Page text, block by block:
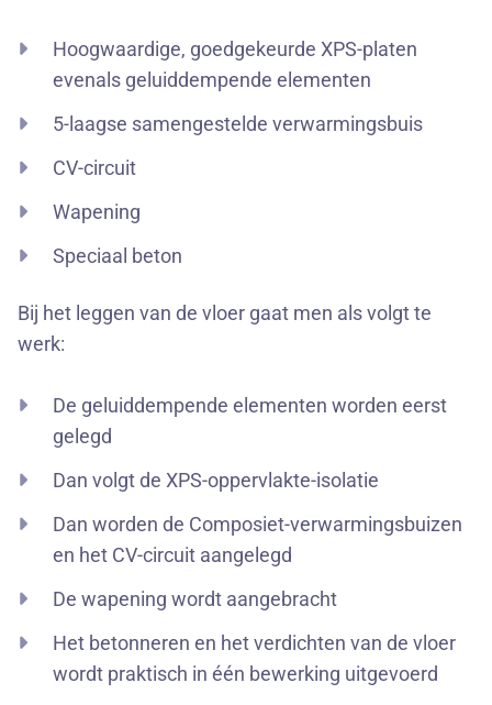
Hoogwaardige, goedgekeurde XPS-platen
evenals geluiddempende elementen
5-laagse samengestelde verwarmingsbuis
CV-circuit
Wapening
Speciaal beton
Bij het leggen van de vloer gaat men als volgt te
werk:
De geluiddempende elementen worden eerst
gelegd
Dan volgt de XPS-oppervlakte-isolatie
Dan worden de Composiet-verwarmingsbuizen
en het CV-circuit aangelegd
De wapening wordt aangebracht
Het betonneren en het verdichten van de vloer
wordt praktisch in één bewerking uitgevoerd